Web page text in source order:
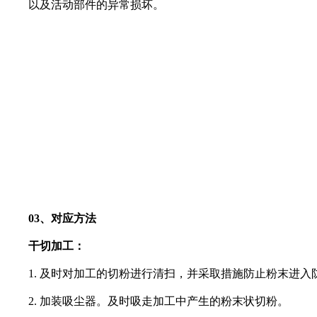
以及活动部件的异常损坏。
03、 对应方法
干切加工：
1. 及时对加工的切粉进行清扫，并采取措施防止粉末进入
2. 加装吸尘器。及时吸走加工中产生的粉末状切粉。